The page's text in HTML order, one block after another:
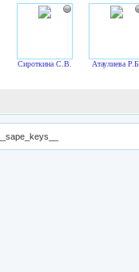
Сироткина С.В. Атаулиева Р.Б.
__sape_keys__